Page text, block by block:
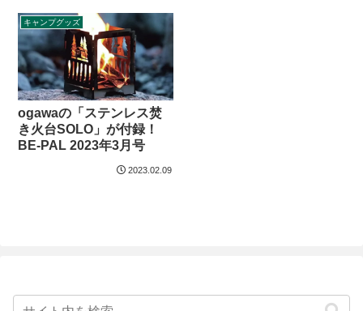
キャンプグッズ
ogawaの「ステンレス焚
き火台SOLO」が付録！
BE-PAL 2023年3月号
2023.02.09